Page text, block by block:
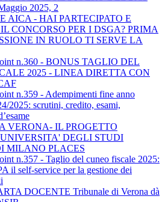
2025, 2
AICA - HAI PARTECIPATO E
CONCORSO PER I DSGA? PRIMA
IN RUOLO TI SERVE LA
n.360 - BONUS TAGLIO DEL
2025 - LINEA DIRETTA CON
n.359 - Adempimenti fine anno
2025: scrutini, credito, esami,
VERONA- IL PROGETTO
DEGLI STUDI
MILANO PLACES
n.357 - Taglio del cuneo fiscale 2025:
il self-service per la gestione dei
DOCENTE Tribunale di Verona dà